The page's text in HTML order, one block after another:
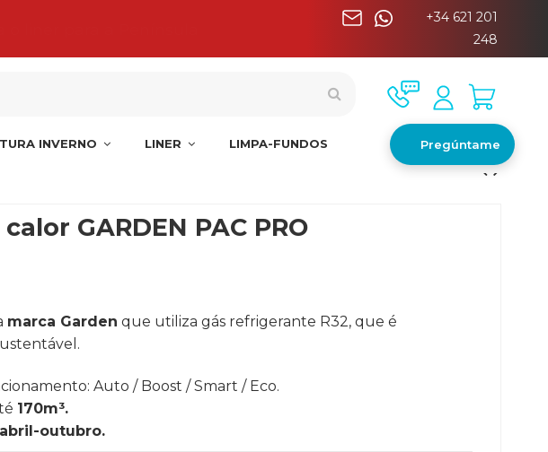
+34 621 201
248
INVERNO LINER LIMPA-FUNDOS Pregúntame
GARDEN PAC PRO
marca Garden que utiliza gás refrigerante R32, que é
Auto / Boost / Smart / Eco.
170m³.
abril-outubro.